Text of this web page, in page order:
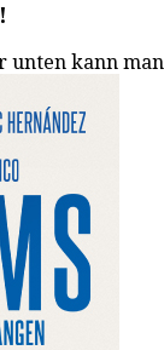
unten kann